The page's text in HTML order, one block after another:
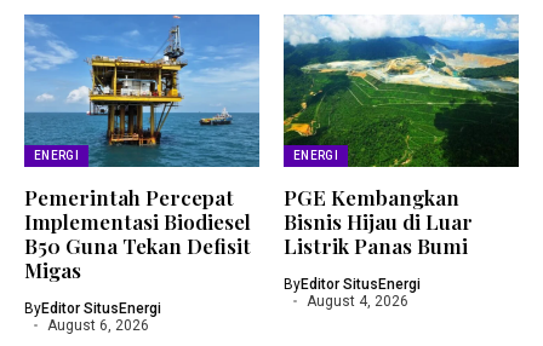
ENERGI
Pemerintah Percepat
Implementasi Biodiesel
B50 Guna Tekan Defisit
Migas
ByEditor SitusEnergi
August 6, 2026
ENERGI
PGE Kembangkan
Bisnis Hijau di Luar
Listrik Panas Bumi
ByEditor SitusEnergi
August 4, 2026